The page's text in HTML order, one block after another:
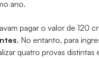
ano.
pagar o valor de 120
. No entanto, para
quatro provas distintas